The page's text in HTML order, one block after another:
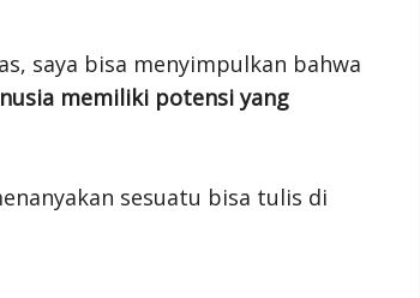
saya bisa menyimpulkan bahwa
memiliki potensi yang
sesuatu bisa tulis di